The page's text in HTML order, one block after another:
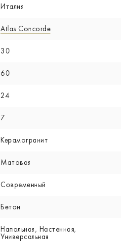
Италия
Atlas Concorde
30
60
24
7
Керамогранит
Матовая
Современный
Бетон
Напольная, Настенная,
Универсальная